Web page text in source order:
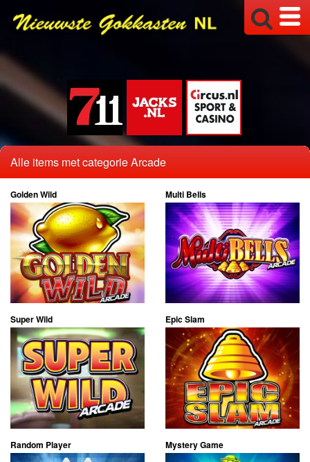
Alle items met categorie Arcade
Golden Wild Multi Bells
Super Wild Epic Slam
Random Player Mystery Game